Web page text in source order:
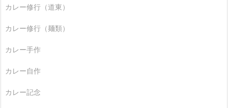
カレー修行（道東）
カレー修行（麺類）
カレー手作
カレー自作
カレー記念